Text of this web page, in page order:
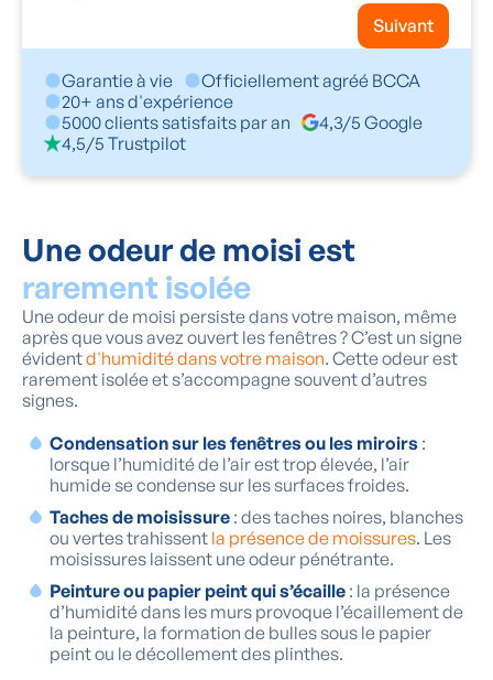
Suivant
Garantie à vie
Officiellement agréé BCCA
20+ ans d'expérience
5000 clients satisfaits par an
4,3/5 Google
4,5/5 Trustpilot
Une odeur de moisi est
rarement isolée
Une odeur de moisi persiste dans votre maison, même
après que vous avez ouvert les fenêtres ? C’est un signe
évidentd'humidité dans votre maison. Cette odeur est
rarement isolée et s’accompagne souvent d’autres
signes.
Condensation sur les fenêtres ou les miroirs :
lorsque l’humidité de l’air est trop élevée, l’air
humide se condense sur les surfaces froides.
Taches de moisissure : des taches noires, blanches
ou vertes trahissent la présence de moissures. Les
moisissures laissent une odeur pénétrante.
Peinture ou papier peint qui s’écaille : la présence
d’humidité dans les murs provoque l’écaillement de
la peinture, la formation de bulles sous le papier
peint ou le décollement des plinthes.